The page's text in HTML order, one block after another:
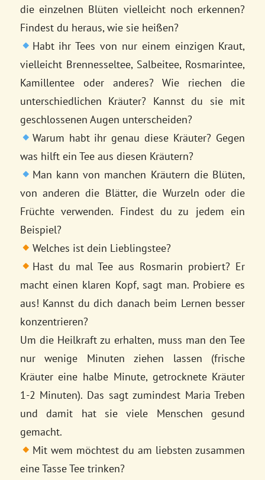
die einzelnen Blüten vielleicht noch erkennen?
Findest du heraus, wie sie heißen?
Habt ihr Tees von nur einem einzigen Kraut,
vielleicht Brennesseltee, Salbeitee, Rosmarintee,
Kamillentee oder anderes? Wie riechen die
unterschiedlichen Kräuter? Kannst du sie mit
geschlossenen Augen unterscheiden?
Warum habt ihr genau diese Kräuter? Gegen
was hilft ein Tee aus diesen Kräutern?
Man kann von manchen Kräutern die Blüten,
von anderen die Blätter, die Wurzeln oder die
Früchte verwenden. Findest du zu jedem ein
Beispiel?
Welches ist dein Lieblingstee?
Hast du mal Tee aus Rosmarin probiert? Er
macht einen klaren Kopf, sagt man. Probiere es
aus! Kannst du dich danach beim Lernen besser
konzentrieren?
Um die Heilkraft zu erhalten, muss man den Tee
nur wenige Minuten ziehen lassen (frische
Kräuter eine halbe Minute, getrocknete Kräuter
1-2 Minuten). Das sagt zumindest Maria Treben
und damit hat sie viele Menschen gesund
gemacht.
Mit wem möchtest du am liebsten zusammen
eine Tasse Tee trinken?